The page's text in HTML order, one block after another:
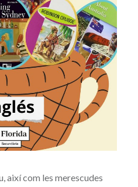
així com les merescudes